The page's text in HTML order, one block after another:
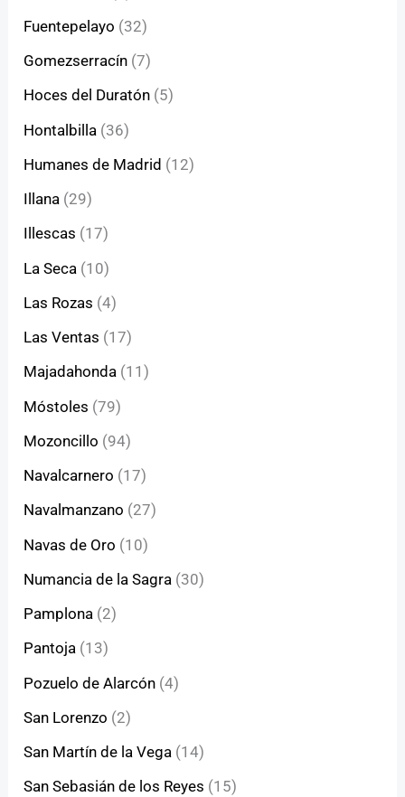
Fuentepelayo (32)
Gomezserracín (7)
Hoces del Duratón (5)
Hontalbilla (36)
Humanes de Madrid (12)
Illana (29)
Illescas (17)
La Seca (10)
Las Rozas (4)
Las Ventas (17)
Majadahonda (11)
Móstoles (79)
Mozoncillo (94)
Navalcarnero (17)
Navalmanzano (27)
Navas de Oro (10)
Numancia de la Sagra (30)
Pamplona (2)
Pantoja (13)
Pozuelo de Alarcón (4)
San Lorenzo (2)
San Martín de la Vega (14)
San Sebasián de los Reyes (15)